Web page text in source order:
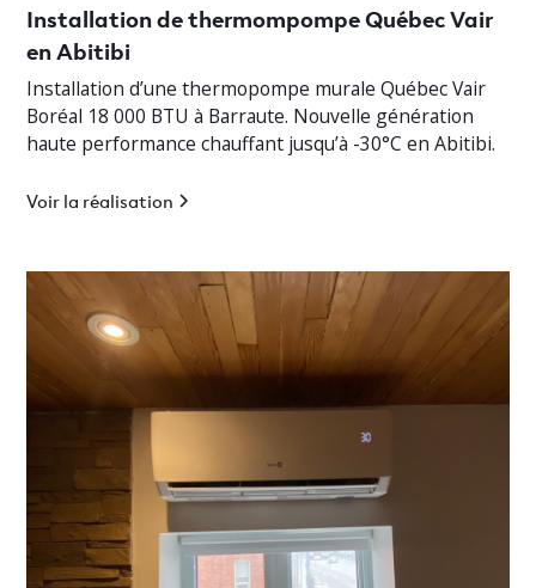
Installation de thermompompe Québec Vair
en Abitibi
Installation d’une thermopompe murale Québec Vair
Boréal 18 000 BTU à Barraute. Nouvelle génération
haute performance chauffant jusqu’à -30°C en Abitibi.
Voir la réalisation